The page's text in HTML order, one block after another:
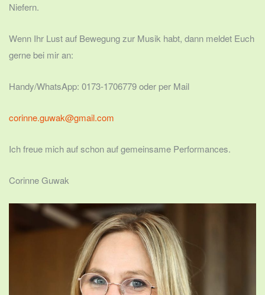
Niefern.
Wenn Ihr Lust auf Bewegung zur Musik habt, dann meldet Euch
gerne bei mir an:
Handy/WhatsApp: 0173-1706779 oder per Mail
corinne.guwak@gmail.com
Ich freue mich auf schon auf gemeinsame Performances.
Corinne Guwak